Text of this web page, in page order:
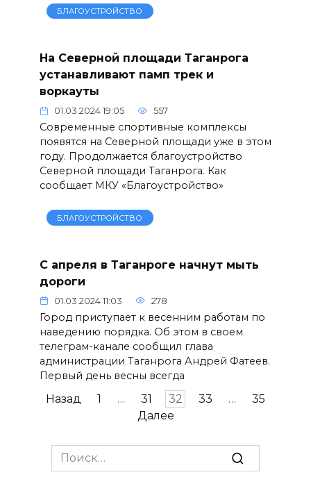
БЛАГОУСТРОЙСТВО
На Северной площади Таганрога
устанавливают памп трек и
воркауты
01.03.2024 19:05 557
Современные спортивные комплексы
появятся на Северной площади уже в этом
году. Продолжается благоустройство
Северной площади Таганрога. Как
сообщает МКУ «Благоустройство»
БЛАГОУСТРОЙСТВО
С апреля в Таганроге начнут мыть
дороги
01.03.2024 11:03 278
Город приступает к весенним работам по
наведению порядка. Об этом в своем
телеграм-канале сообщил глава
администрации Таганрога Андрей Фатеев.
Первый день весны всегда
Пагинация
Назад 1 … 31 32 33 …
35
Далее
Search
for: